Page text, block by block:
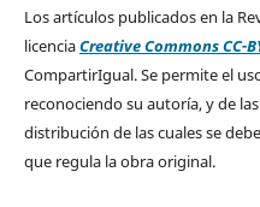
Los artículos publicados en la
licenciaCreative Commons CC-
CompartirIgual. Se permite el
reconociendo su autoría, y de
distribución de las cuales se
que regula la obra original.